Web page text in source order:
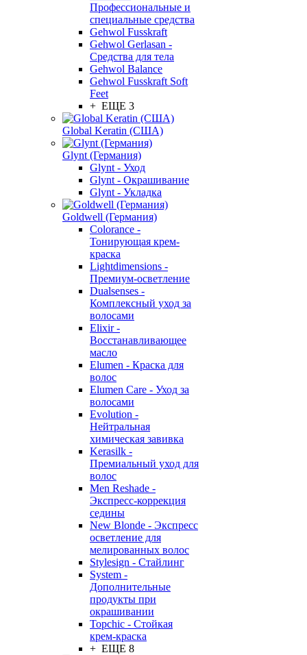
Профессиональные и
специальные средства
Gehwol Fusskraft
Gehwol Gerlasan -
Средства для тела
Gehwol Balance
Gehwol Fusskraft Soft
Feet
+ ЕЩЕ 3
Global Keratin (США)
Glynt (Германия)
Glynt - Уход
Glynt - Окрашивание
Glynt - Укладка
Goldwell (Германия)
Colorance -
Тонирующая крем-
краска
Lightdimensions -
Премиум-осветление
Dualsenses -
Комплексный уход за
волосами
Elixir -
Восстанавливающее
масло
Elumen - Краска для
волос
Elumen Care - Уход за
волосами
Evolution -
Нейтральная
химическая завивка
Kerasilk -
Премиальный уход для
волос
Men Reshade -
Экспресс-коррекция
седины
New Blonde - Экспресс
осветление для
мелированных волос
Stylesign - Стайлинг
System -
Дополнительные
продукты при
окрашивании
Topchic - Стойкая
крем-краска
+ ЕЩЕ 8